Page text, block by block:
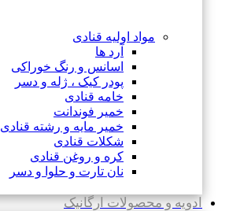
مواد اولیه قنادی
آرد ها
اسانس و رنگ خوراکی
پودر کیک ، ژله و دسر
خامه قنادی
خمیر فوندانت
خمیر مایه و رشته قنادی
شکلات قنادی
کره و روغن قنادی
نان تارت و حلوا و دسر
ادویه و محصولات ارگانیک